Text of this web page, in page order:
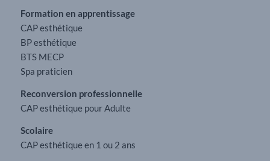
Formation en apprentissage
CAP esthétique
BP esthétique
BTS MECP
Spa praticien
Reconversion professionnelle
CAP esthétique pour Adulte
Scolaire
CAP esthétique en 1 ou 2 ans